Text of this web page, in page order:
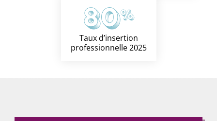
80%
Taux d’insertion
professionnelle 2025